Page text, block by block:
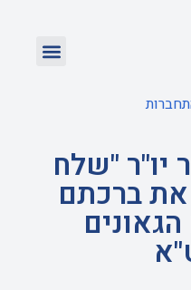
יו"ר "שלח
ברכתם